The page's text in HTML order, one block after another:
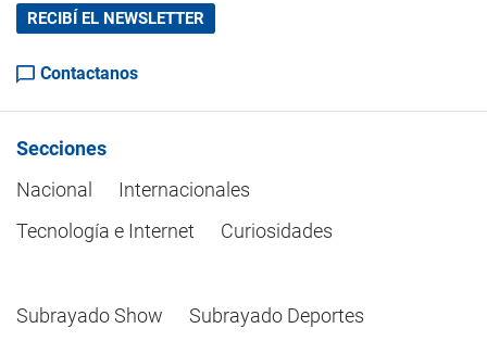
RECIBÍ EL NEWSLETTER
Contactanos
Secciones
Nacional
Internacionales
Tecnología e Internet
Curiosidades
Subrayado Show Subrayado Deportes